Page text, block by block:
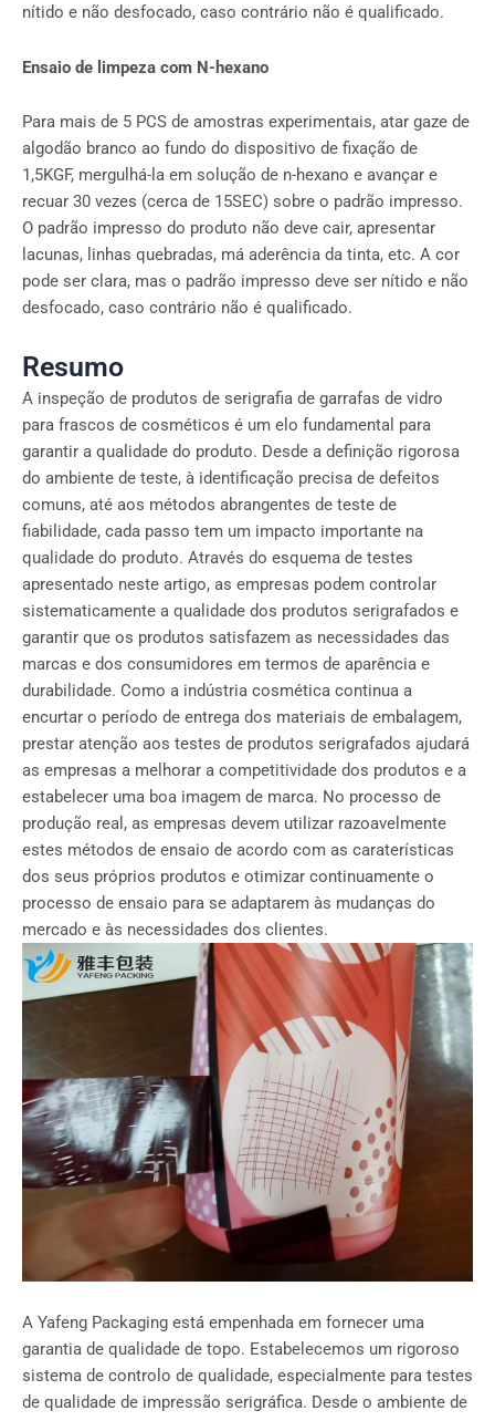
nítido e não desfocado, caso contrário não é qualificado.
Ensaio de limpeza com N-hexano
Para mais de 5 PCS de amostras experimentais, atar gaze de
algodão branco ao fundo do dispositivo de fixação de
1,5KGF, mergulhá-la em solução de n-hexano e avançar e
recuar 30 vezes (cerca de 15SEC) sobre o padrão impresso.
O padrão impresso do produto não deve cair, apresentar
lacunas, linhas quebradas, má aderência da tinta, etc. A cor
pode ser clara, mas o padrão impresso deve ser nítido e não
desfocado, caso contrário não é qualificado.
Resumo
A inspeção de produtos de serigrafia de garrafas de vidro
para frascos de cosméticos é um elo fundamental para
garantir a qualidade do produto. Desde a definição rigorosa
do ambiente de teste, à identificação precisa de defeitos
comuns, até aos métodos abrangentes de teste de
fiabilidade, cada passo tem um impacto importante na
qualidade do produto. Através do esquema de testes
apresentado neste artigo, as empresas podem controlar
sistematicamente a qualidade dos produtos serigrafados e
garantir que os produtos satisfazem as necessidades das
marcas e dos consumidores em termos de aparência e
durabilidade. Como a indústria cosmética continua a
encurtar o período de entrega dos materiais de embalagem,
prestar atenção aos testes de produtos serigrafados ajudará
as empresas a melhorar a competitividade dos produtos e a
estabelecer uma boa imagem de marca. No processo de
produção real, as empresas devem utilizar razoavelmente
estes métodos de ensaio de acordo com as caraterísticas
dos seus próprios produtos e otimizar continuamente o
processo de ensaio para se adaptarem às mudanças do
mercado e às necessidades dos clientes.
A Yafeng Packaging está empenhada em fornecer uma
garantia de qualidade de topo. Estabelecemos um rigoroso
sistema de controlo de qualidade, especialmente para testes
de qualidade de impressão serigráfica. Desde o ambiente de